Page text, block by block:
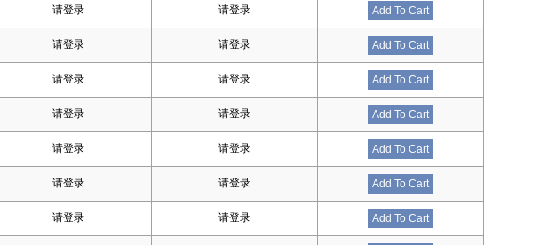
请登录 请登录 Add To Cart
请登录 请登录 Add To Cart
请登录 请登录 Add To Cart
请登录 请登录 Add To Cart
请登录 请登录 Add To Cart
请登录 请登录 Add To Cart
请登录 请登录 Add To Cart